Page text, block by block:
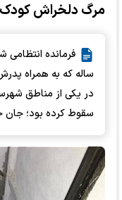
مرگ دلخراش کودک ۴ ساله در چاله آسانسور
فرمانده
ساله که به همراه
در یکی از مناطق
‏سقوط کرده بود؛ جان